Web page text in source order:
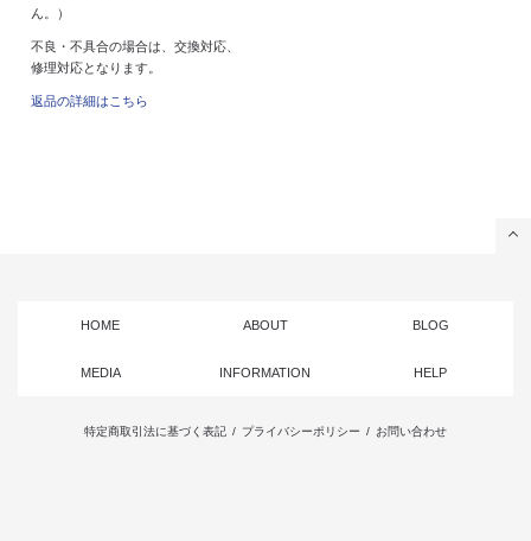
ん。）
不良・不具合の場合は、交換対応、
修理対応となります。
返品の詳細はこちら
HOME ABOUT BLOG
MEDIA INFORMATION HELP
特定商取引法に基づく表記 / プライバシーポリシー / お問い合わせ